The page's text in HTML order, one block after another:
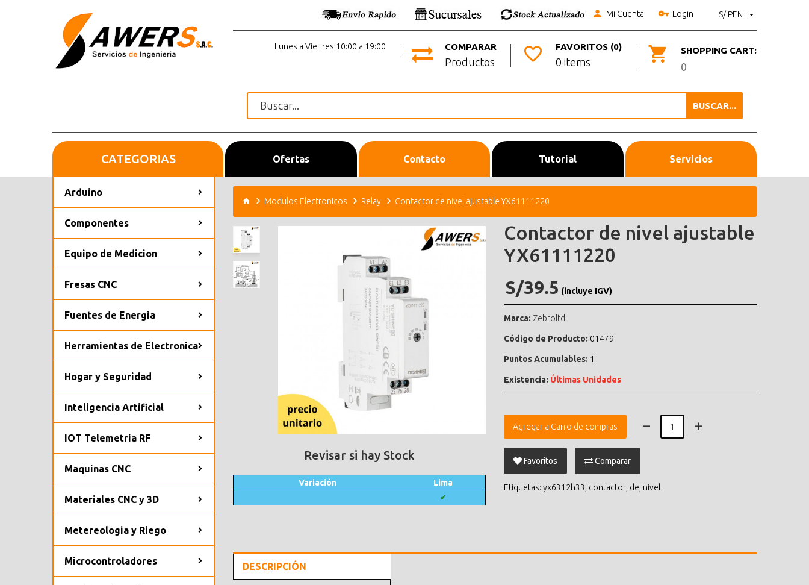
S/ PEN
Mi Cuenta Login
SHOPPING CART:
0
FAVORITOS (0)
0 items
COMPARAR
Productos
Lunes a Viernes 10:00 a 19:00
BUSCAR...
Inicio Ofertas Contacto Tutorial Servicios
CATEGORIAS
Arduino
Componentes
Equipo de Medicion
Fresas CNC
Fuentes de Energia
Herramientas de Electronica
Hogar y Seguridad
Inteligencia Artificial
IOT Telemetria RF
Maquinas CNC
Materiales CNC y 3D
Metereologia y Riego
Microcontroladores
Modulos Electronicos Relay Contactor de nivel ajustable YX61111220
Revisar si hay Stock
Variación Lima
✔
Contactor de nivel ajustable
YX61111220
S/39.5 (incluye IGV)
Marca: Zebroltd
Código de Producto: 01479
Puntos Acumulables: 1
Existencia: Últimas Unidades
Agregar a Carro de compras
Favoritos Comparar
Etiquetas: yx6312h33 contactor de nivel
DESCRIPCIÓN